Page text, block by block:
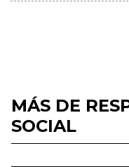
MÁS DE
SOCIAL